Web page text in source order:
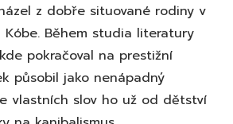
z dobře situované rodiny v
Kóbe. Během studia literatury
pokračoval na prestižní
působil jako nenápadný
vlastních slov ho už od dětství